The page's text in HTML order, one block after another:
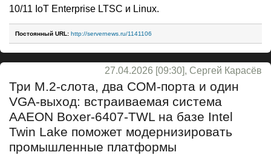
10/11 IoT Enterprise LTSC и Linux.
Постоянный URL: http://servernews.ru/1141106
27.04.2026 [09:30], Сергей Карасёв
Три M.2-слота, два COM-порта и один
VGA-выход: встраиваемая система
AAEON Boxer-6407-TWL на базе Intel
Twin Lake поможет модернизировать
промышленные платформы